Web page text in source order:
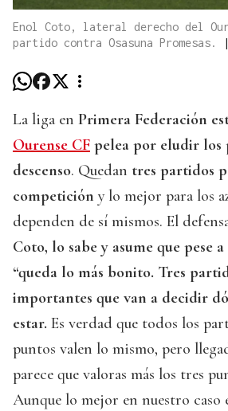
Enol Coto, lateral derecho del
partido contra Osasuna Promesas.
La liga en Primera Federación
Ourense CF pelea por eludir los
descenso. Quedan tres partidos
competición y lo mejor para los
dependen de sí mismos. El
Coto, lo sabe y asume que pese
“queda lo más bonito. Tres
importantes que van a decidir
estar. Es verdad que todos los
puntos valen lo mismo, pero
parece que valoras más los tres
Aunque lo mejor en nuestro caso